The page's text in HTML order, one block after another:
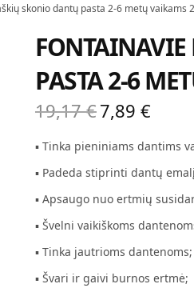
skonio dantų pasta 2-6 metų vaikams
PASTA 2-6
19,17€ Original
was:
19,17 €.
7,89€
7,89 €.
▪ Tinka pieniniams dantims
▪ Padeda stiprinti dantų
▪ Apsaugo nuo ertmių
▪ Švelni vaikiškoms
▪ Tinka jautrioms dantenoms;
▪ Švari ir gaivi burnos ertmė;